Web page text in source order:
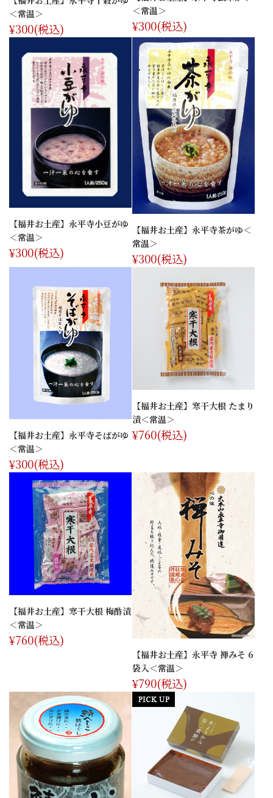
＜常温＞
¥300(税込)
＜常温＞
¥300(税込)
【福井お土産】永平寺小豆がゆ
＜常温＞
¥300(税込)
【福井お土産】永平寺茶がゆ＜
常温＞
¥300(税込)
【福井お土産】永平寺そばがゆ
＜常温＞
¥300(税込)
【福井お土産】寒干大根 たまり
漬＜常温＞
¥760(税込)
【福井お土産】寒干大根 梅酢漬
＜常温＞
¥760(税込)
【福井お土産】永平寺 禅みそ 6
袋入＜常温＞
¥790(税込)